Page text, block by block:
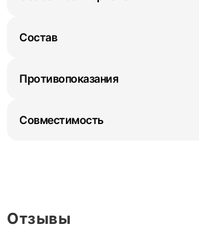
Состав
Противопоказания
Совместимость
Отзывы